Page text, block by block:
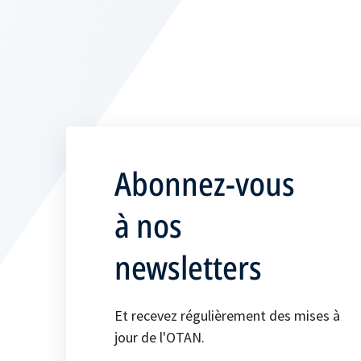
Abonnez-vous
à nos
newsletters
Et recevez régulièrement des mises à
jour de l'OTAN.